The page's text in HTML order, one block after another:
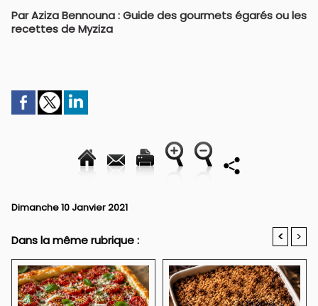
Par Aziza Bennouna : Guide des gourmets égarés ou les
recettes de Myziza
Dimanche 10 Janvier 2021
Dans la même rubrique : < >